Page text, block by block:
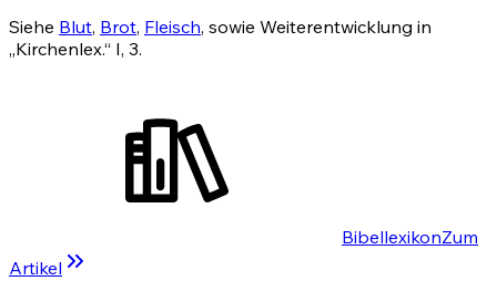
Siehe Blut, Brot, Fleisch, sowie Weiterentwicklung in
„Kirchenlex.“ I, 3.
BibellexikonZum
Artikel